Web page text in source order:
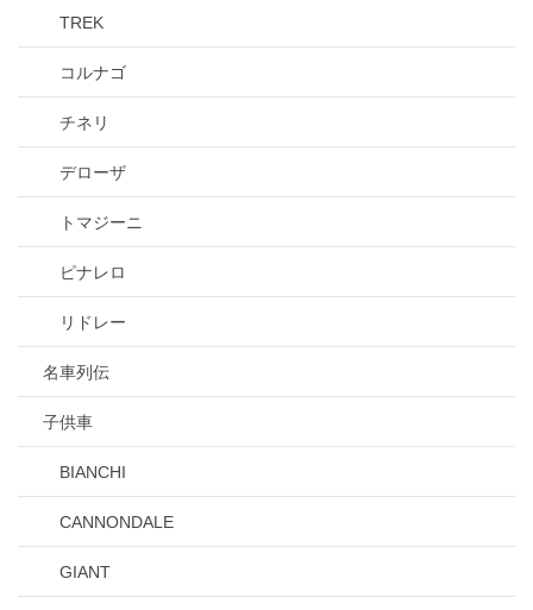
TREK
コルナゴ
チネリ
デローザ
トマジーニ
ピナレロ
リドレー
名車列伝
子供車
BIANCHI
CANNONDALE
GIANT